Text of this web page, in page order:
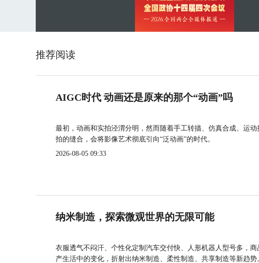
推荐阅读
AIGC时代 动画还是原来的那个“动画”吗
最初，动画和实拍泾渭分明，然而随着手工转描、仿真合成、运
拍的缝合，会将影像艺术彻底引向“泛动画”的时代。
2026-08-05 09:33
纳米制造，探索微观世界的无限可能
衣服透气不闷汗、个性化定制汽车交付快、人形机器人型号多
产生活中的变化，折射出纳米制造、柔性制造、共享制造等新趋势